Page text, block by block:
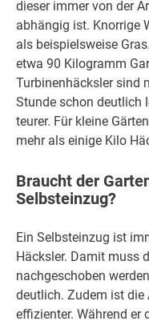
dieser immer von der
abhängig ist. Knorrige
als beispielsweise
etwa 90 Kilogramm
Turbinenhäcksler sind
Stunde schon deutlich
teurer. Für kleine
mehr als einige Kilo
Braucht der
Selbsteinzug?
Ein Selbsteinzug ist
Häcksler. Damit muss
nachgeschoben
deutlich. Zudem ist die
effizienter. Während